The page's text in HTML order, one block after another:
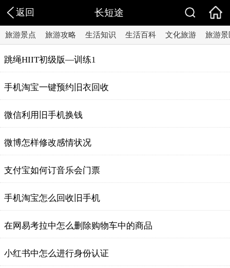
返回 长短途
旅游景点 旅游攻略 生活知识 生活百科 文化旅游 旅游景
跳绳HIIT初级版—训练1
手机淘宝一键预约旧衣回收
微信利用旧手机换钱
微博怎样修改感情状况
支付宝如何订音乐会门票
手机淘宝怎么回收旧手机
在网易考拉中怎么删除购物车中的商品
小红书中怎么进行身份认证